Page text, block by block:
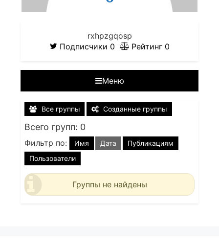
rxhpzgqosp
Подписчики 0 Рейтинг 0
Меню
Все группы Созданные группы
Всего групп: 0
Фильтр по: Имя Дата
Публикациям
Пользователи
Группы не найдены